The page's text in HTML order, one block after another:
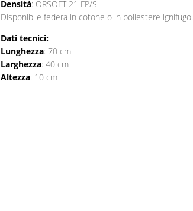
Densità: ORSOFT 21 FP/S
Disponibile federa in cotone o in poliestere ignifugo.
Dati tecnici:
Lunghezza: 70 cm
Larghezza: 40 cm
Altezza: 10 cm